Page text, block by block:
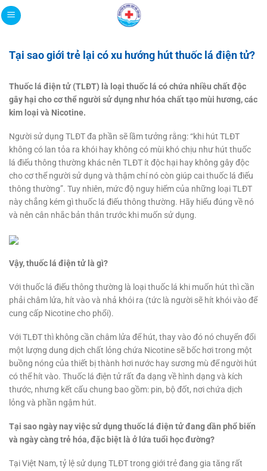
Bỏ
qua
dung
Tại sao giới trẻ lại có xu hướng hút thuốc lá điện tử?
Thuốc lá điện tử (TLĐT) là loại thuốc lá có chứa nhiều chất độc
gây hại cho cơ thể người sử dụng như hóa chất tạo mùi hương, các
kim loại và Nicotine.
Người sử dụng TLĐT đa phần sẽ lầm tưởng rằng: “khi hút TLĐT
không có lan tỏa ra khói hay không có mùi khó chịu như hút thuốc
lá điếu thông thường khác nên TLĐT ít độc hại hay không gây độc
cho cơ thể người sử dụng và thậm chí nó còn giúp cai thuốc lá điếu
thông thường”. Tuy nhiên, mức độ nguy hiểm của những loại TLĐT
này chẳng kém gì thuốc lá điếu thông thường. Hãy hiểu đúng về nó
và nên cân nhắc bản thân trước khi muốn sử dụng.
Vậy, thuốc lá điện tử là gì?
Với thuốc lá điếu thông thường là loại thuốc lá khi muốn hút thì cần
phải châm lửa, hít vào và nhả khói ra (tức là người sẽ hít khói vào để
cung cấp Nicotine cho phổi).
Với TLĐT thì không cần châm lửa để hút, thay vào đó nó chuyển đổi
một lượng dung dịch chất lỏng chứa Nicotine sẽ bốc hơi trong một
buồng nóng của thiết bị thành hơi nước hay sương mù để người hút
có thể hít vào. Thuốc lá điện tử rất đa dạng về hình dạng và kích
thước, nhưng kết cấu chung bao gồm: pin, bộ đốt, nơi chứa dịch
lỏng và phần ngậm hút.
Tại sao ngày nay việc sử dụng thuốc lá điện tử đang dần phổ biến
và ngày càng trẻ hóa, đặc biệt là ở lứa tuổi học đường?
Tại Việt Nam, tỷ lệ sử dụng TLĐT trong giới trẻ đang gia tăng rất